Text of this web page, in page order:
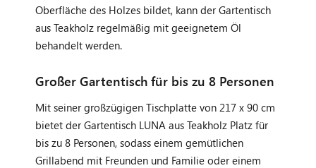
Oberfläche des Holzes bildet, kann der Gartentisch
aus Teakholz regelmäßig mit geeignetem Öl
behandelt werden.
Großer Gartentisch für bis zu 8 Personen
Mit seiner großzügigen Tischplatte von 217 x 90 cm
bietet der Gartentisch LUNA aus Teakholz Platz für
bis zu 8 Personen, sodass einem gemütlichen
Grillabend mit Freunden und Familie oder einem